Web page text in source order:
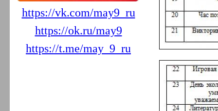
https://vk.com/may9_ru
https://ok.ru/may9
https://t.me/may_9_ru